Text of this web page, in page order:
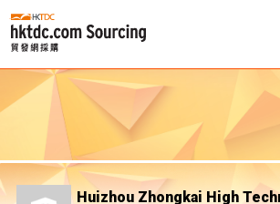
Huizhou Zhongkai High